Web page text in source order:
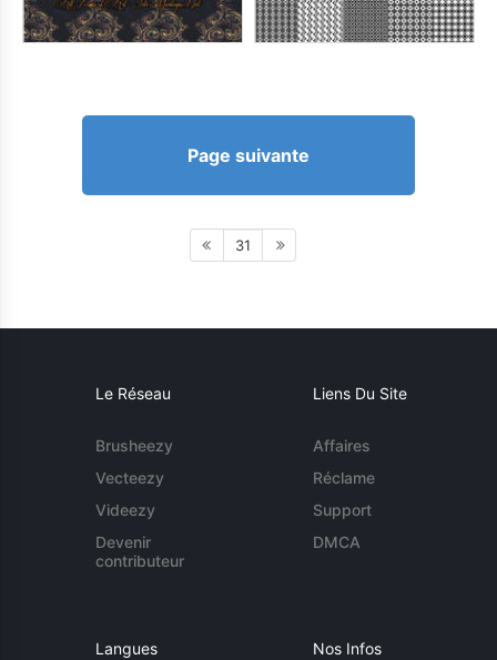
Page suivante
31
Le Réseau
Brusheezy
Vecteezy
Videezy
Devenir
contributeur
Liens Du Site
Affaires
Réclame
Support
DMCA
Langues Nos Infos